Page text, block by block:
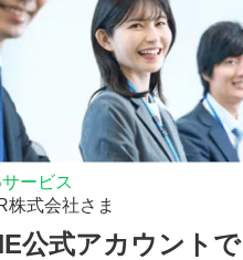
公開
開始から約2ヶ月で